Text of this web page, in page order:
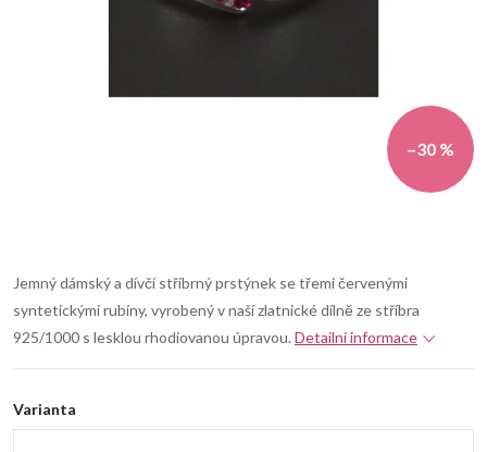
–30 %
Jemný dámský a dívčí stříbrný prstýnek se třemi červenými
syntetickými rubíny, vyrobený v naší zlatnické dílně ze stříbra
925/1000 s lesklou rhodiovanou úpravou. Detailní informace
Varianta